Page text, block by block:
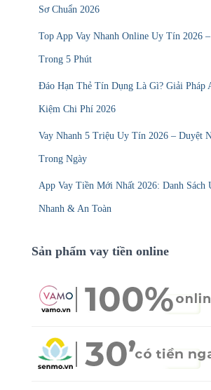
Sơ Chuẩn 2026
Top App Vay Nhanh Online Uy Tín 2026
Trong 5 Phút
Đáo Hạn Thẻ Tín Dụng Là Gì? Giải Pháp
Kiệm Chi Phí 2026
Vay Nhanh 5 Triệu Uy Tín 2026 – Duyệt
Trong Ngày
App Vay Tiền Mới Nhất 2026: Danh Sách
Nhanh & An Toàn
Sản phẩm vay tiền online